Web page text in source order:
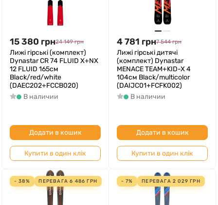
15 380 грн24 149 грн
Лижі гірські (комплект)
Dynastar CR 74 FLUID X+NX
12 FLUID 165см
Black/red/white
(DAEC202+FCCB020)
В наличии
Додати в кошик
Купити в один клік
4 781 грн7 544 грн
Лижі гірські дитячі
(комплект) Dynastar
MENACE TEAM+KID-X 4
104см Black/multicolor
(DAIJC01+FCFK002)
В наличии
Додати в кошик
Купити в один клік
- 38% ПЕРЕВАГА6 486 ГРН - 7% ПЕРЕВАГА2 029 ГРН